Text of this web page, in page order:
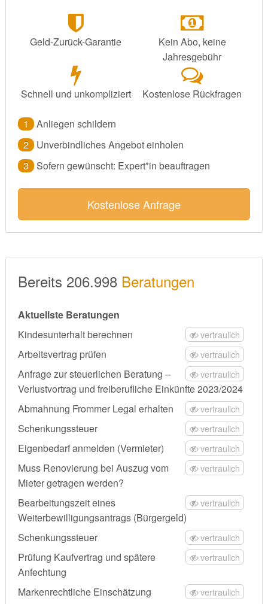
Geld-Zurück-Garantie
Kein Abo, keine
Jahresgebühr
Schnell und unkompliziert Kostenlose Rückfragen
1 Anliegen schildern
2 Unverbindliches Angebot einholen
3 Sofern gewünscht: Expert*in beauftragen
Kostenlose Anfrage
Bereits 206.998 Beratungen
Aktuellste Beratungen
vertraulich
Kindesunterhalt berechnen
vertraulich
Arbeitsvertrag prüfen
vertraulich
Anfrage zur steuerlichen Beratung –
Verlustvortrag und freiberufliche Einkünfte 2023/2024
vertraulich
Abmahnung Frommer Legal erhalten
vertraulich
Schenkungssteuer
vertraulich
Eigenbedarf anmelden (Vermieter)
vertraulich
Muss Renovierung bei Auszug vom
Mieter getragen werden?
vertraulich
Bearbeitungszeit eines
Weiterbewilligungsantrags (Bürgergeld)
vertraulich
Schenkungssteuer
vertraulich
Prüfung Kaufvertrag und spätere
Anfechtung
vertraulich
Markenrechtliche Einschätzung